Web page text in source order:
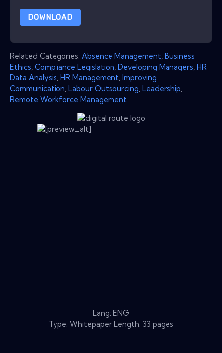
DOWNLOAD
Related Categories: Absence Management Business
Ethics Compliance Legislation Developing Managers HR
Data Analysis HR Management Improving
Communication Labour Outsourcing Leadership
Remote Workforce Management
Lang: ENG
Type: Whitepaper Length: 33 pages